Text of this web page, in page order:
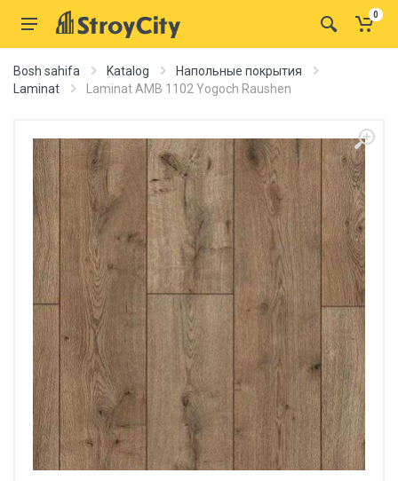
0
Bosh sahifa Katalog
Напольные покрытия
Laminat
Laminat AMB 1102 Yogoch Raushen